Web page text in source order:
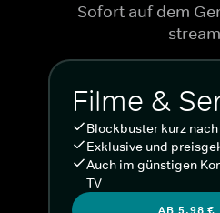
Sofort auf dem
Filme &
Blockbuster kurz
Exklusive und
Auch im günstigen
TV
AB 5,98 €